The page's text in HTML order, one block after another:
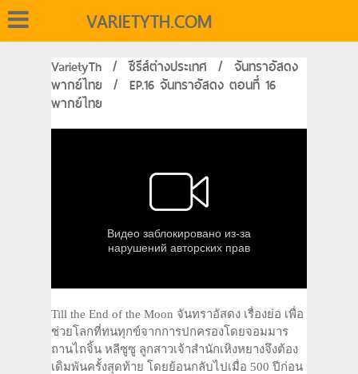
VARIETYTH.COM
VarietyTh / ซีรีส์ต่างประเทศ / จันทราอัสดง
พากย์ไทย / EP.16 จันทราอัสดง ตอนที่ 16
พากย์ไทย
Till the End of the Moon จันทราอัสดง เรื่องย่อ เพื่อ
ช่วยโลกที่ทนทุกข์จากการปกครองโดยจอมมาร
ถานไถจิ้น หลีซูซู ลูกสาวเจ้าสำนักเหิงหยางจึงต้อง
เดิมพันครั้งสุดท้าย โดยย้อนกลับไปเมื่อ 500 ปีก่อน